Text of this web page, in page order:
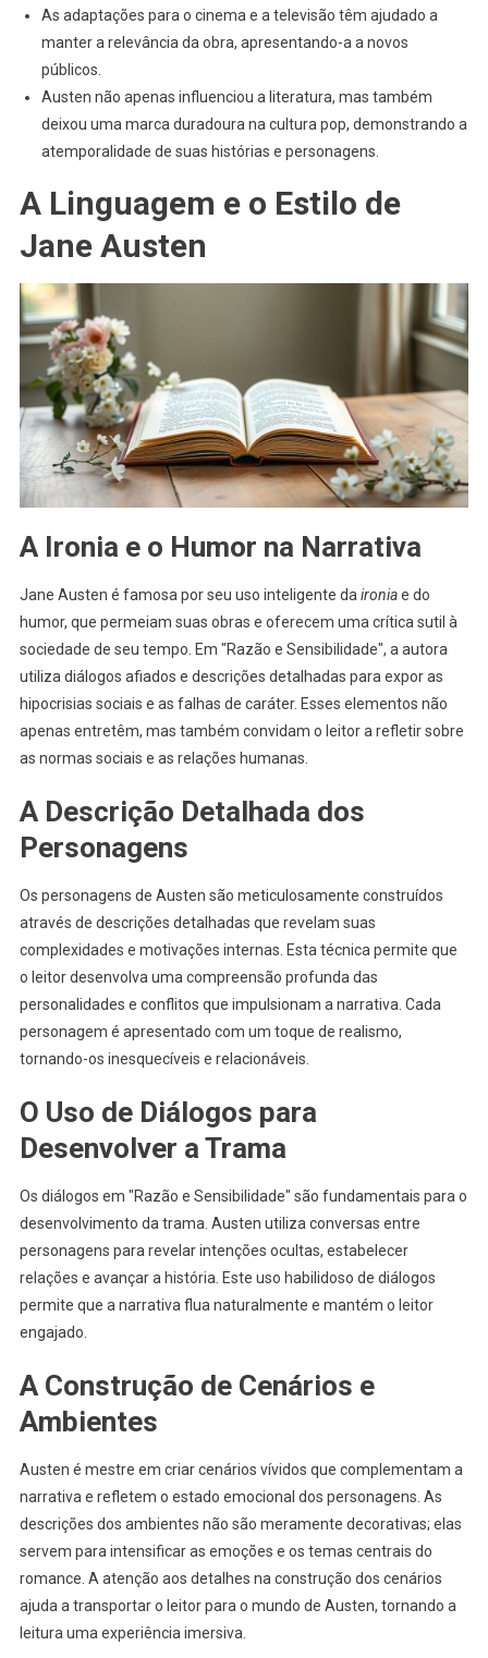
As adaptações para o cinema e a televisão têm ajudado a
manter a relevância da obra, apresentando-a a novos
públicos.
Austen não apenas influenciou a literatura, mas também
deixou uma marca duradoura na cultura pop, demonstrando a
atemporalidade de suas histórias e personagens.
A Linguagem e o Estilo de
Jane Austen
A Ironia e o Humor na Narrativa
Jane Austen é famosa por seu uso inteligente daironiae do
humor, que permeiam suas obras e oferecem uma crítica sutil à
sociedade de seu tempo. Em "Razão e Sensibilidade", a autora
utiliza diálogos afiados e descrições detalhadas para expor as
hipocrisias sociais e as falhas de caráter. Esses elementos não
apenas entretêm, mas também convidam o leitor a refletir sobre
as normas sociais e as relações humanas.
A Descrição Detalhada dos
Personagens
Os personagens de Austen são meticulosamente construídos
através de descrições detalhadas que revelam suas
complexidades e motivações internas. Esta técnica permite que
o leitor desenvolva uma compreensão profunda das
personalidades e conflitos que impulsionam a narrativa. Cada
personagem é apresentado com um toque de realismo,
tornando-os inesquecíveis e relacionáveis.
O Uso de Diálogos para
Desenvolver a Trama
Os diálogos em "Razão e Sensibilidade" são fundamentais para o
desenvolvimento da trama. Austen utiliza conversas entre
personagens para revelar intenções ocultas, estabelecer
relações e avançar a história. Este uso habilidoso de diálogos
permite que a narrativa flua naturalmente e mantém o leitor
engajado.
A Construção de Cenários e
Ambientes
Austen é mestre em criar cenários vívidos que complementam a
narrativa e refletem o estado emocional dos personagens. As
descrições dos ambientes não são meramente decorativas; elas
servem para intensificar as emoções e os temas centrais do
romance. A atenção aos detalhes na construção dos cenários
ajuda a transportar o leitor para o mundo de Austen, tornando a
leitura uma experiência imersiva.